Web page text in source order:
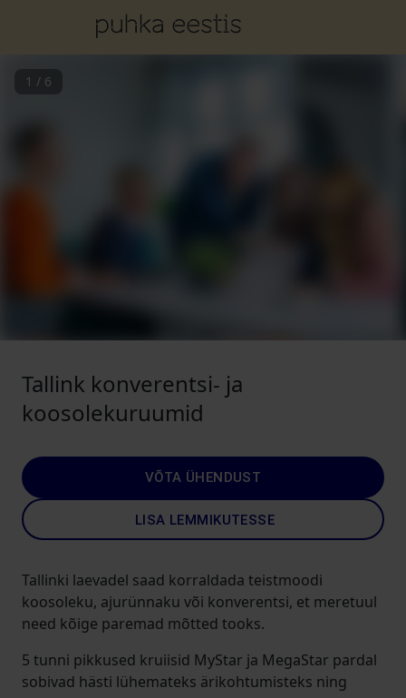
1 / 6
Tallink konverentsi- ja
koosolekuruumid
VÕTA ÜHENDUST
LISA LEMMIKUTESSE
Tallinki laevadel saad korraldada teistmoodi
koosoleku, ajurünnaku või konverentsi, et meretuul
need kõige paremad mõtted tooks.
5 tunni pikkused kruiisid MyStar ja MegaStar pardal
sobivad hästi lühemateks ärikohtumisteks ning